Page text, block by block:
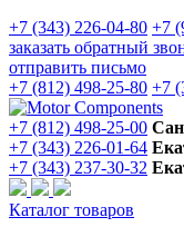
+7 (343) 226-04-80 +7
заказать обратный
отправить письмо
+7 (812) 498-25-80 +7
+7 (812) 498-25-00
+7 (343) 226-01-64
+7 (343) 237-30-32
Каталог товаров